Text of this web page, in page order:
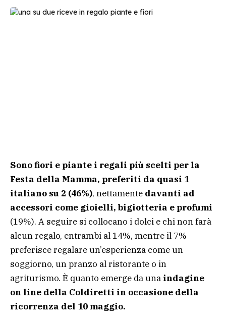
Sono fiori e piante i regali più scelti per la
Festa della Mamma, preferiti da quasi 1
italiano su 2 (46%), nettamente davanti ad
accessori come gioielli, bigiotteria e profumi
(19%). A seguire si collocano i dolci e chi non farà
alcun regalo, entrambi al 14%, mentre il 7%
preferisce regalare un’esperienza come un
soggiorno, un pranzo al ristorante o in
agriturismo. È quanto emerge da una indagine
on line della Coldiretti in occasione della
ricorrenza del 10 maggio.